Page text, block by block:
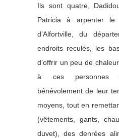
Ils sont quatre,
Patricia à arpenter
d’Alfortville, du
endroits reculés, les
d’offrir un peu de
à ces personnes
bénévolement de leur
moyens, tout en
(vêtements, gants,
duvet), des denrées